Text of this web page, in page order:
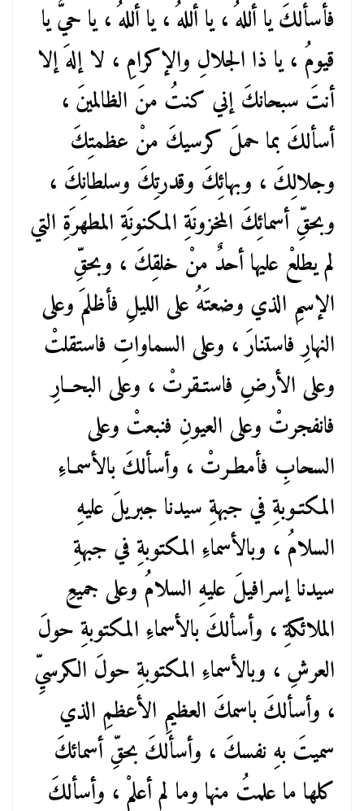
فأسألكَ يا أللهُ ، يا أللهُ ، يا أللهُ ، يا حيُّ يا
قيومُ ، يا ذا الجلالِ والإكرامِ ، لا إلهَ إلا
أنتَ سبحانكَ إني كنتُ منَ الظالمينَ ،
أسألكَ بما حملَ كرسيكَ منْ عظمتِكَ
وجلالِكَ ، وبهائِكَ وقدرتِكَ وسلطانِكَ ،
وبحقِّ أسمائِكَ المخزونَةِ المكنونَةِ المطهرَةِ التي
لم يطلعْ عليها أحدٌ منْ خلقِكَ ، وبحقِّ
الإسمِ الذي وضعتَهُ على الليلِ فأظلمَ وعلى
النهارِ فاستنارَ ، وعلى السماواتِ فاستقلتْ
وعلى الأرضِ فاستـقرتْ ، وعلى البحــارِ
فانفجرتْ وعلى العيونِ فنبعتْ وعلى
السحابِ فأمطـرتْ ، وأسألكَ بالأسمـاءِ
المكتـوبةِ في جبهةِ سيدنا جبريلَ عليهِ
السلامُ ، وبالأسماءِ المكتوبةِ في جبهةِ
سيدنا إسرافيلَ عليهِ السلامُ وعلى جميعِ
الملائكةِ ، وأسألكَ بالأسماءِ المكتوبةِ حولَ
العرشِ ، وبالأسماءِ المكتوبةِ حولَ الكرسيِّ
، وأسألكَ باسمكَ العظيمِ الأعظمِ الذي
سميتَ بهِ نفسكَ ، وأسألكَ بحقِّ أسمائكَ
كلها ما علمتُ منها وما لم أعلمْ ، وأسألكَ